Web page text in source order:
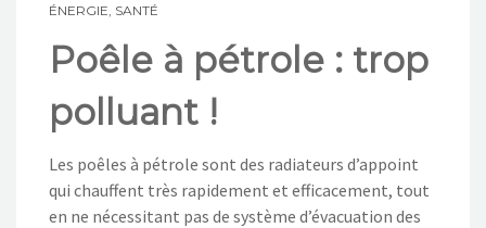
ÉNERGIE SANTÉ
Poêle à pétrole : trop
polluant !
Les poêles à pétrole sont des radiateurs d’appoint
qui chauffent très rapidement et efficacement, tout
en ne nécessitant pas de système d’évacuation des